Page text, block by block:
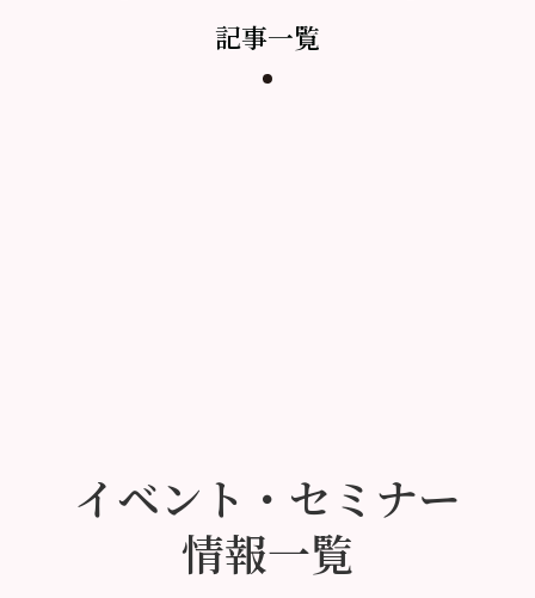
記事一覧
イベント・セミナー
情報一覧